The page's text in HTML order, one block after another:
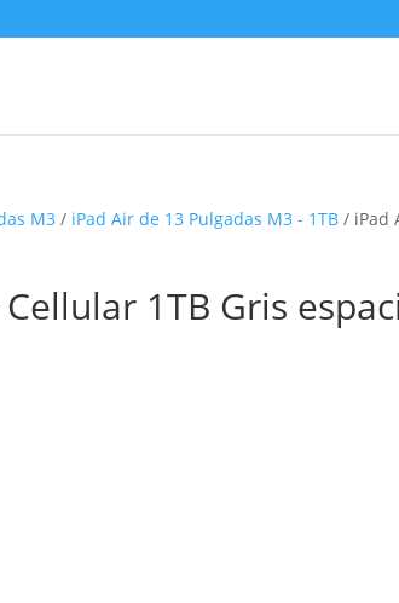
M3 / iPad Air de 13 Pulgadas M3 - 1TB / iPad
1TB Gris